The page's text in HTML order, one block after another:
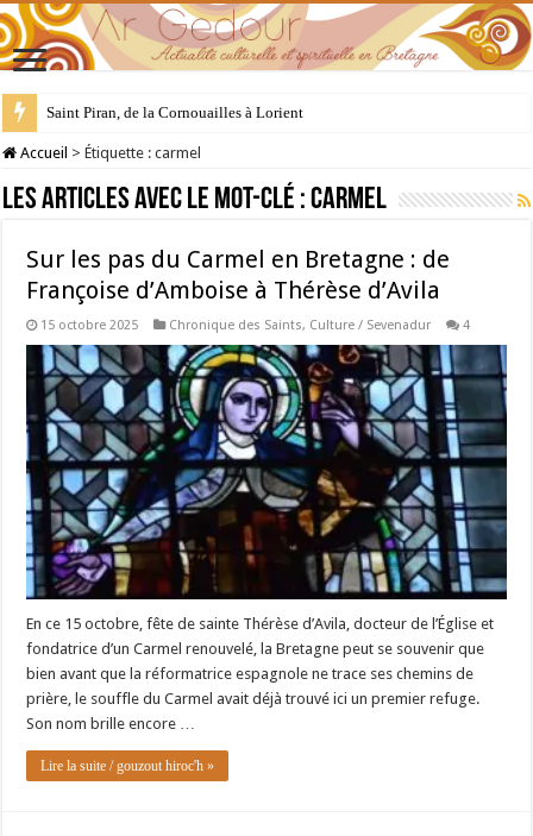
Saint Piran, de la Cornouailles à Lorient
28 juillet : Saint Samson de Dol, père de la Bretagne chrétienne
Accueil > Étiquette :carmel
Les articles avec le mot-clé :carmel
Sur les pas du Carmel en Bretagne : de
Françoise d’Amboise à Thérèse d’Avila
15 octobre 2025 Chronique des Saints, Culture / Sevenadur 4
En ce 15 octobre, fête de sainte Thérèse d’Avila, docteur de l’Église et
fondatrice d’un Carmel renouvelé, la Bretagne peut se souvenir que
bien avant que la réformatrice espagnole ne trace ses chemins de
prière, le souffle du Carmel avait déjà trouvé ici un premier refuge.
Son nom brille encore …
Lire la suite / gouzout hiroc'h »